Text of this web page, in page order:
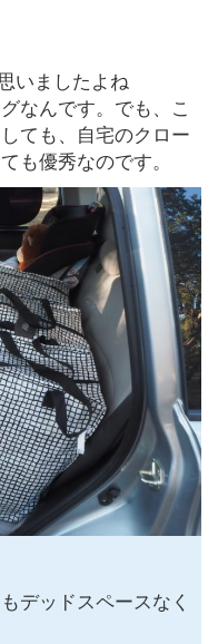
いましたよね
なんです。でも、こ
ても、自宅のクロー
も優秀なのです。
デッドスペースなく